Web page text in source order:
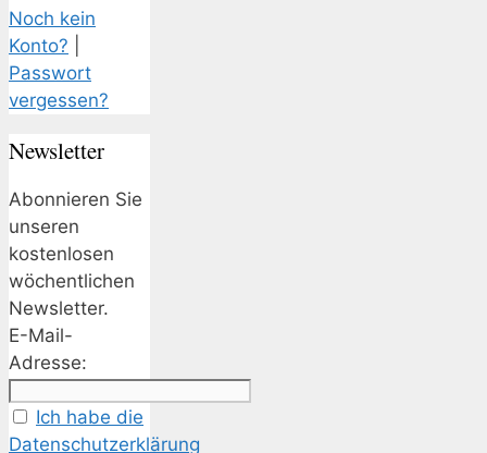
Noch kein
Konto?
Passwort
vergessen?
Newsletter
Abonnieren Sie
unseren
kostenlosen
wöchentlichen
Newsletter.
E-Mail-
Adresse:
Ich habe die
Datenschutzerklärung